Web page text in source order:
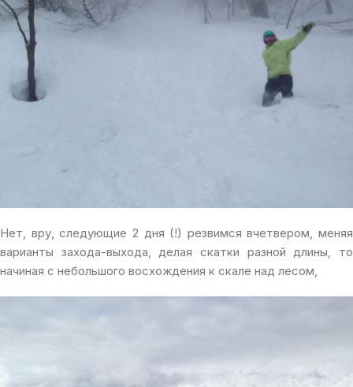
Нет, вру, следующие 2 дня (!) резвимся вчетвером, меняя
варианты захода-выхода, делая скатки разной длины, то
начиная с небольшого восхождения к скале над лесом,